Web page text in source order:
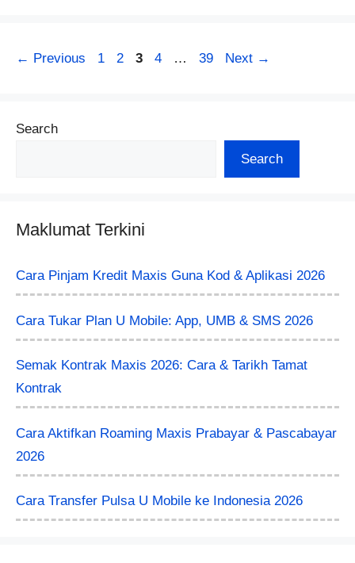
← Previous Page
1 Page
2 Page
3 Page
4 … Page
39 Next →
Search
Search
Maklumat Terkini
Cara Pinjam Kredit Maxis Guna Kod & Aplikasi 2026
Cara Tukar Plan U Mobile: App, UMB & SMS 2026
Semak Kontrak Maxis 2026: Cara & Tarikh Tamat
Kontrak
Cara Aktifkan Roaming Maxis Prabayar & Pascabayar
2026
Cara Transfer Pulsa U Mobile ke Indonesia 2026